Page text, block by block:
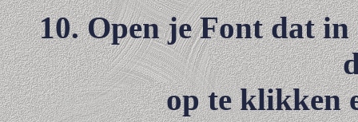
10. Open je Font dat
op te klikken